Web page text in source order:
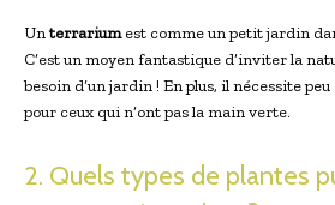
Unterrariumest comme un petit jardin
C’est un moyen fantastique d’inviter la
besoin d’un jardin ! En plus, il nécessite
pour ceux qui n’ont pas la main verte.
2. Quels types de plantes